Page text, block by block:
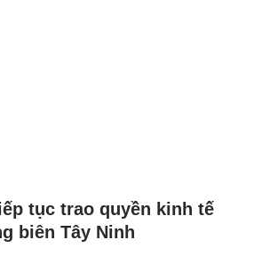
tục trao quyền kinh tế
biên Tây Ninh